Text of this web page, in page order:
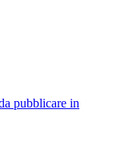
pubblicare in